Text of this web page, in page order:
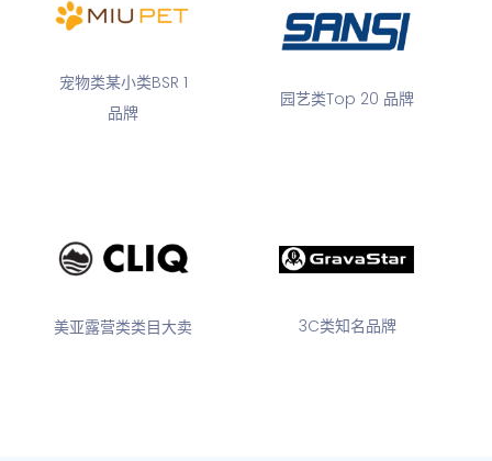
宠物类某小类BSR 1
品牌
园艺类Top 20 品牌
美亚露营类类目大卖 3C类知名品牌